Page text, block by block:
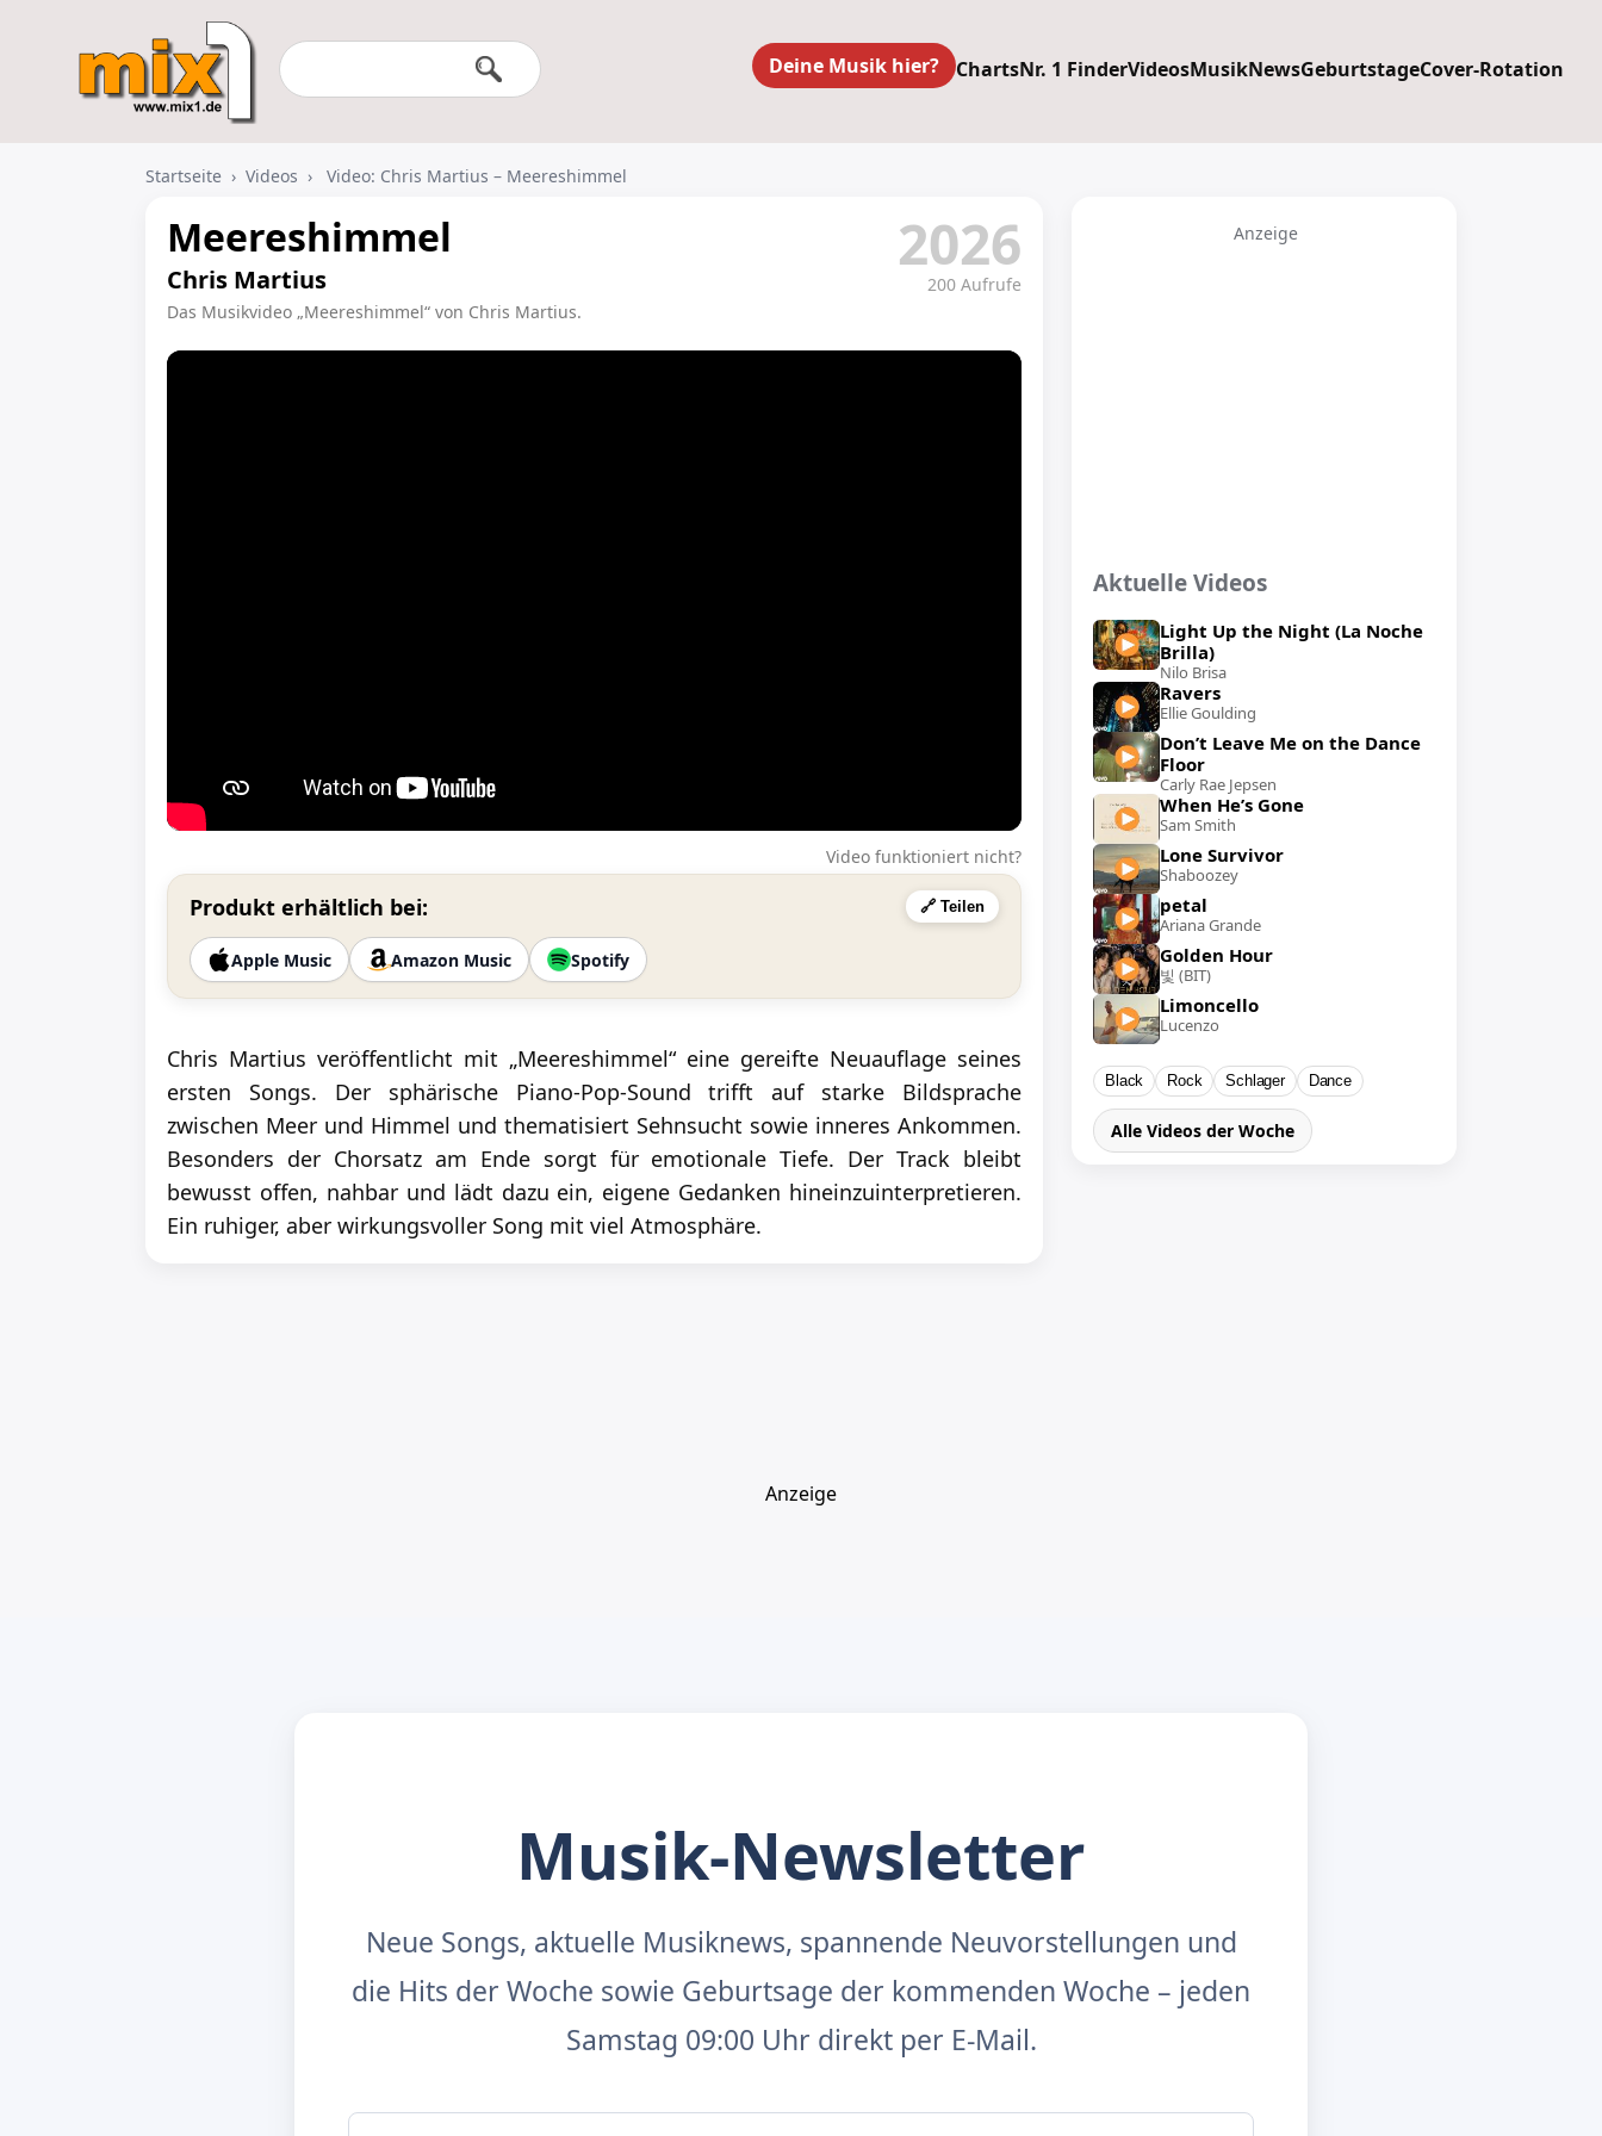
Deine Musik hier? ChartsNr. 1 FinderVideosMusikNewsGeburtstageCover-Rotation
Startseite › Videos › Video: Chris Martius – Meereshimmel
Meereshimmel
Chris Martius
Das Musikvideo „Meereshimmel“ von Chris Martius.
2026
200 Aufrufe
Video funktioniert nicht?
Produkt erhältlich bei: 🔗 Teilen
Apple Music Amazon Music Spotify
Chris Martius veröffentlicht mit „Meereshimmel“ eine gereifte Neuauflage seines
ersten Songs. Der sphärische Piano-Pop-Sound trifft auf starke Bildsprache
zwischen Meer und Himmel und thematisiert Sehnsucht sowie inneres Ankommen.
Besonders der Chorsatz am Ende sorgt für emotionale Tiefe. Der Track bleibt
bewusst offen, nahbar und lädt dazu ein, eigene Gedanken hineinzuinterpretieren.
Ein ruhiger, aber wirkungsvoller Song mit viel Atmosphäre.
Anzeige
Aktuelle Videos
Light Up the Night (La Noche
Brilla)
Nilo Brisa
Ravers
Ellie Goulding
Don’t Leave Me on the Dance
Floor
Carly Rae Jepsen
When He’s Gone
Sam Smith
Lone Survivor
Shaboozey
petal
Ariana Grande
Golden Hour
빛 (BIT)
Limoncello
Lucenzo
Black Rock Schlager Dance
Alle Videos der Woche
Anzeige
Musik-Newsletter
Neue Songs, aktuelle Musiknews, spannende Neuvorstellungen und
die Hits der Woche sowie Geburtsage der kommenden Woche – jeden
Samstag 09:00 Uhr direkt per E-Mail.